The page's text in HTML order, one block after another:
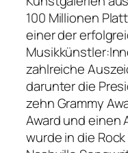
100 Millionen
einer der
zahlreiche
darunter die
zehn Grammy
Award und einen
wurde in die